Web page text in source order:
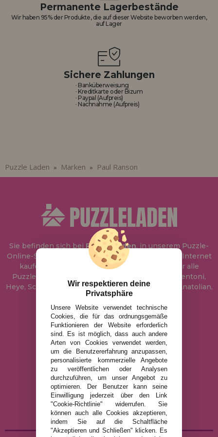
Los gehts! Wir haben auf dich gewartet.
HÄNDLERREGISTRIERUNG
Permanente Lagerbestände
Wir haben 95% der Produkte, die auf dieser Website beworben werden,
auf Lager
Sichere Zahlungen
· Banküberweisung
· Kreditkarte oder Bizum
· Paypal (Aufpreis)
· Nachnahme (Aufpreis)
Puzzle Laden » Marken » Paul Ranson
Sie befinden sich bei Puzzle Laden, in unserem Puzzle-
Online-Shop, wo Sie Puzzle zum besten Preis im Internet
kaufen können. In unserem Katalog führen wir alle
Puzzles der Marken Educa, Ravensburger, Clementoni,
Heye, Schmidt, Castorland, Jumbo, Trefl, Piatnik, Anatolian,
Art Puzzle, Gibsons und viele mehr.
info@puzzleladen.de
RECHTLICHE HINWEISE
DATENSCHUTZRICHTLINIE
COOKIE-RICHTLINIE
VERSAND UND RÜCKGABE
RÜCKGABE / WIDERRUF
Wir respektieren deine
Privatsphäre
Unsere Website verwendet technische
Cookies, die für das ordnungsgemäße
Funktionieren der Website erforderlich
sind. Es ist möglich, dass auch andere
Arten von Cookies verwendet werden,
um die Benutzererfahrung anzupassen,
personalisierte kommerzielle Angebote
zu veröffentlichen oder Analysen
durchzuführen, um unser Angebot zu
optimieren. Der Benutzer kann seine
Einwilligung jederzeit über den Link
"Cookie-Richtlinie" widerrufen. Sie
können auch alle Cookies akzeptieren,
indem Sie auf die Schaltfläche
"Akzeptieren und Schließen" klicken. Es